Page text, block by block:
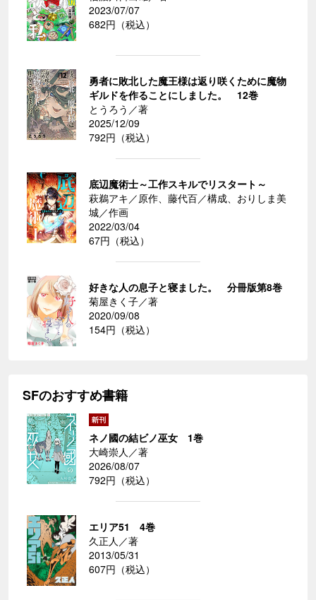
2023/07/07
682円（税込）
勇者に敗北した魔王様は返り咲くために魔物
ギルドを作ることにしました。 12巻
とうろう／著
2025/12/09
792円（税込）
底辺魔術士～工作スキルでリスタート～
萩鵜アキ／原作、藤代百／構成、おりしま美
城／作画
2022/03/04
67円（税込）
好きな人の息子と寝ました。 分冊版第8巻
菊屋きく子／著
2020/09/08
154円（税込）
SFのおすすめ書籍
ネノ國の結ビノ巫女 1巻
大崎崇人／著
2026/08/07
792円（税込）
エリア51 4巻
久正人／著
2013/05/31
607円（税込）